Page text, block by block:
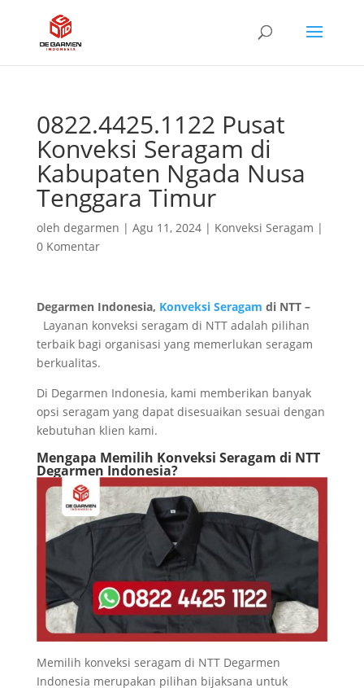
0822.4425.1122 Pusat
Konveksi Seragam di
Kabupaten Ngada Nusa
Tenggara Timur
oleh degarmen | Agu 11, 2024| Konveksi Seragam |
0 Komentar
Degarmen Indonesia, Konveksi Seragam di NTT –
Layanan konveksi seragam di NTT adalah pilihan
terbaik bagi organisasi yang memerlukan seragam
berkualitas.
Di Degarmen Indonesia, kami memberikan banyak
opsi seragam yang dapat disesuaikan sesuai dengan
kebutuhan klien kami.
Mengapa Memilih Konveksi Seragam di NTT
Degarmen Indonesia?
Memilih konveksi seragam di NTT Degarmen
Indonesia merupakan pilihan bijaksana untuk